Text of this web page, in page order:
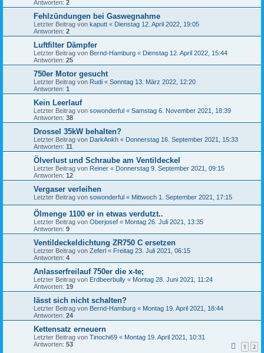
Antworten: 2
Fehlzündungen bei Gaswegnahme
Letzter Beitrag von kaputt « Dienstag 12. April 2022, 19:05
Antworten: 2
Luftfilter Dämpfer
Letzter Beitrag von Bernd-Hamburg « Dienstag 12. April 2022, 15:44
Antworten: 25
750er Motor gesucht
Letzter Beitrag von Rudi « Sonntag 13. März 2022, 12:20
Antworten: 1
Kein Leerlauf
Letzter Beitrag von sowonderful « Samstag 6. November 2021, 18:39
Antworten: 38
Drossel 35kW behalten?
Letzter Beitrag von DarkAnkh « Donnerstag 16. September 2021, 15:33
Antworten: 11
Ölverlust und Schraube am Ventildeckel
Letzter Beitrag von Reiner « Donnerstag 9. September 2021, 09:15
Antworten: 12
Vergaser verleihen
Letzter Beitrag von sowonderful « Mittwoch 1. September 2021, 17:15
Ölmenge 1100 er in etwas verdutzt..
Letzter Beitrag von Oberjosef « Montag 26. Juli 2021, 13:35
Antworten: 9
Ventildeckeldichtung ZR750 C ersetzen
Letzter Beitrag von Zeferl « Freitag 23. Juli 2021, 06:15
Antworten: 4
Anlasserfreilauf 750er die x-te;
Letzter Beitrag von Erdbeerbully « Montag 28. Juni 2021, 11:24
Antworten: 19
lässt sich nicht schalten?
Letzter Beitrag von Bernd-Hamburg « Montag 19. April 2021, 18:44
Antworten: 24
Kettensatz erneuern
Letzter Beitrag von Tinochi69 « Montag 19. April 2021, 10:31
Antworten: 53 1 2